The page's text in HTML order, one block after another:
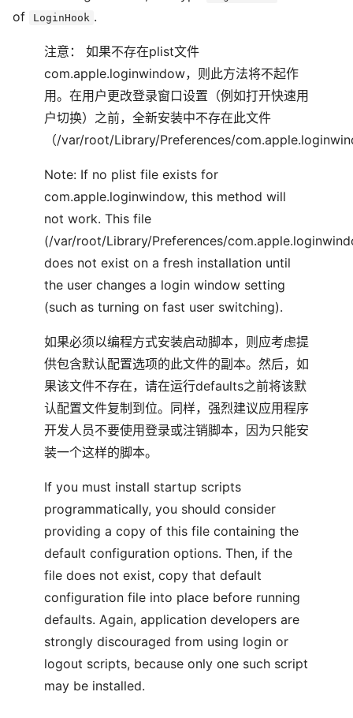
of
LoginHook .
注意： 如果不存在plist文件
com.apple.loginwindow，则此方法将不起作
用。在用户更改登录窗口设置（例如打开快速用
户切换）之前，全新安装中不存在此文件
（/var/root/Library/Preferences/
Note: If no plist file exists for
com.apple.loginwindow, this method will
not work. This file
(/var/root/Library/Preferences/
does not exist on a fresh installation until
the user changes a login window setting
(such as turning on fast user switching).
如果必须以编程方式安装启动脚本，则应考虑提
供包含默认配置选项的此文件的副本。然后，如
果该文件不存在，请在运行defaults之前将该默
认配置文件复制到位。同样，强烈建议应用程序
开发人员不要使用登录或注销脚本，因为只能安
装一个这样的脚本。
If you must install startup scripts
programmatically, you should consider
providing a copy of this file containing the
default configuration options. Then, if the
file does not exist, copy that default
configuration file into place before running
defaults. Again, application developers are
strongly discouraged from using login or
logout scripts, because only one such script
may be installed.